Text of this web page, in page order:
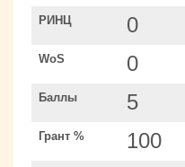
РИНЦ 0
WoS 0
Баллы 5
Грант % 100